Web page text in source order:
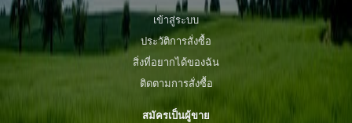
เข้าสู่ระบบ
ประวัติการสั่งซื้อ
สิ่งที่อยากได้ของฉัน
ติดตามการสั่งซื้อ
สมัครเป็นผู้ขาย